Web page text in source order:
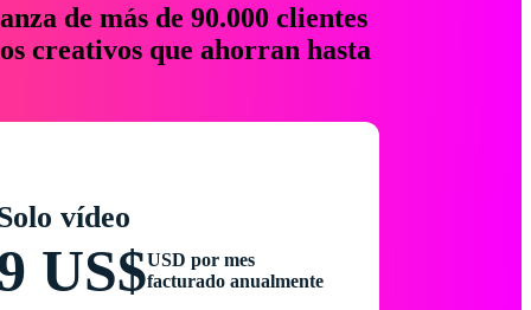
de más de 90.000 clientes
creativos que ahorran hasta
vídeo
US$USD por mes
facturado anualmente